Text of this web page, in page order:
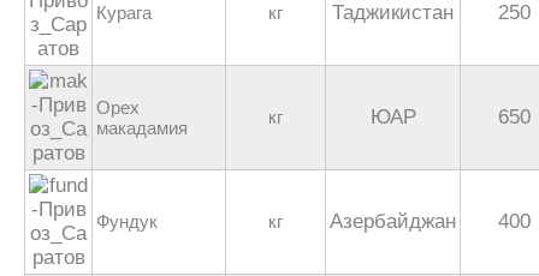
Курага кг Таджикистан 250
Орех
макадамия
кг ЮАР 650
Фундук кг Азербайджан 400